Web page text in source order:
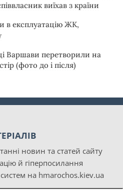
виїхав з країни
в експлуатацію ЖК,
Варшави перетворили на
(фото до і після)
новин та статей сайту
й гіперпосилання
на hmarochos.kiev.ua